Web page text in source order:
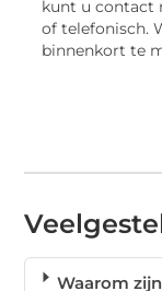
kunt u contact
of telefonisch.
binnenkort te
Waarom